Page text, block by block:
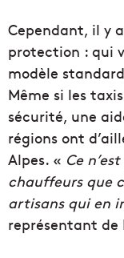
Cependant, il y
protection : qui
modèle
Même si les
sécurité, une
régions ont
Alpes. « Ce
chauffeurs que
artisans qui en
représentant de